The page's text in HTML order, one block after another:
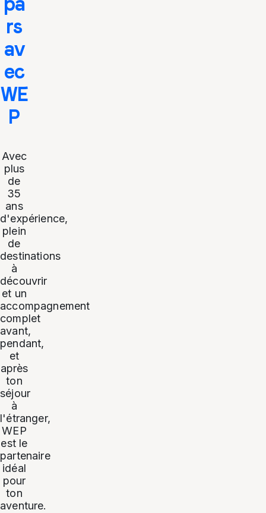
rs
av
ec
WE
P
Avec
plus
de
35
ans
d'expérience,
plein
de
destinations
à
découvrir
et un
accompagnement
complet
avant,
pendant,
et
après
ton
séjour
à
l'étranger,
WEP
est le
partenaire
idéal
pour
ton
aventure.